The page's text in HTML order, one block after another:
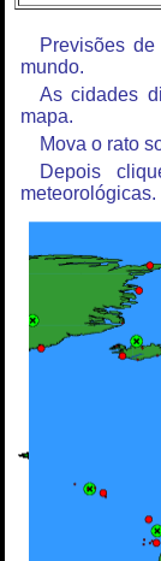
Previsões
mundo.
As cidades
mapa.
Mova o rato
Depois
meteorológicas.